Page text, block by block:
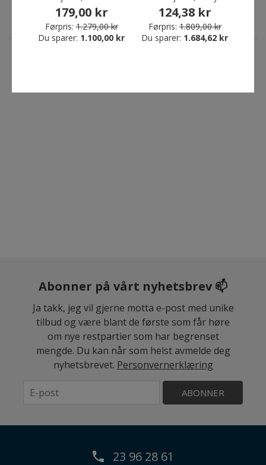
179,00 kr
Førpris: 1.279,00 kr
Du sparer: 1.100,00 kr
124,38 kr
Førpris: 1.809,00 kr
Du sparer: 1.684,62 kr
Du
Abonner på vårt nyhetsbrev 📫
Ja takk, jeg vil gjerne motta e-post med unike
tilbud og være blant de første som får høre
om nye restpartier som har begrenset
mengde. Du kan når som helst avmelde deg
nyhetsbrevet. Personvernerklæring
ABONNER
23 96 28 61